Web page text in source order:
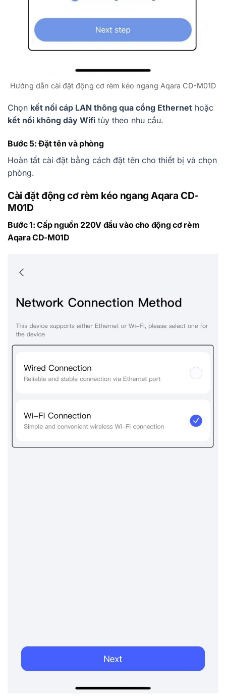
Hướng dẫn cài đặt động cơ rèm kéo ngang Aqara CD-M01D
Chọn kết nối cáp LAN thông qua cổng Ethernet hoặc
kết nối không dây Wifi tùy theo nhu cầu.
Bước 5: Đặt tên và phòng
Hoàn tất cài đặt bằng cách đặt tên cho thiết bị và chọn
phòng.
Cài đặt động cơ rèm kéo ngang Aqara CD-
M01D
Bước 1: Cấp nguồn 220V đầu vào cho động cơ rèm
Aqara CD-M01D